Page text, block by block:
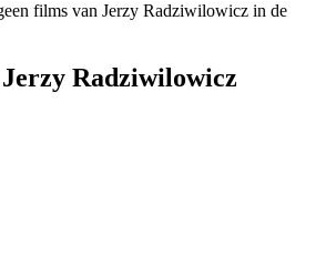
films van Jerzy Radziwilowicz in de
Radziwilowicz